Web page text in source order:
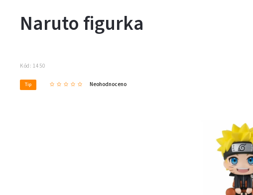
Naruto figurka
Kód: 1450
Tip Neohodnoceno